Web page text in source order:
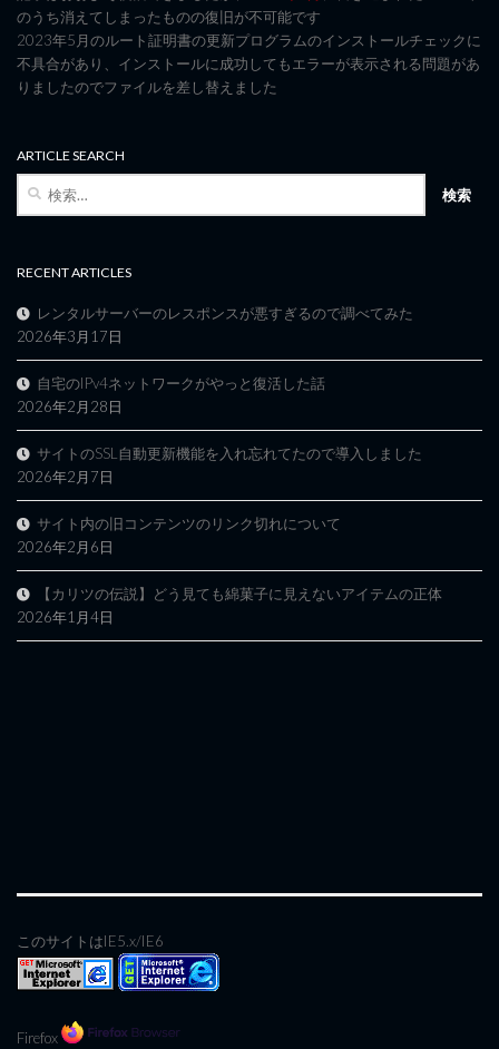
のうち消えてしまったものの復旧が不可能です
2023年5月のルート証明書の更新プログラムのインストールチェックに
不具合があり、インストールに成功してもエラーが表示される問題があ
りましたのでファイルを差し替えました
ARTICLE SEARCH
RECENT ARTICLES
レンタルサーバーのレスポンスが悪すぎるので調べてみた
2026年3月17日
自宅のIPv4ネットワークがやっと復活した話
2026年2月28日
サイトのSSL自動更新機能を入れ忘れてたので導入しました
2026年2月7日
サイト内の旧コンテンツのリンク切れについて
2026年2月6日
【カリツの伝説】どう見ても綿菓子に見えないアイテムの正体
2026年1月4日
このサイトはIE5.x/IE6
Firefox